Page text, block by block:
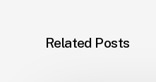
Related Posts